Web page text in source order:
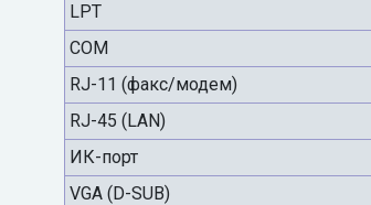
LPT
COM
RJ-11 (факс/модем)
RJ-45 (LAN)
ИК-порт
VGA (D-SUB)